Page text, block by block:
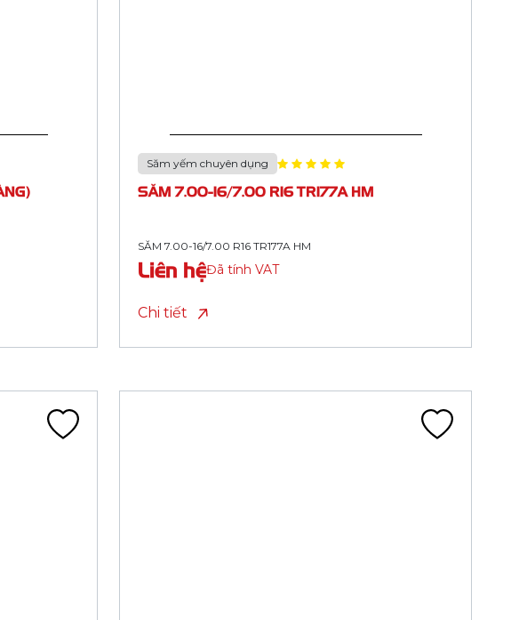
Săm yếm chuyên dụng
SĂM 8.25-20/8.25 R20 TR177A HM
SĂM 8.25-20/8.25 R20 TR177A HM
Liên hệĐã tính VAT
Chi tiết